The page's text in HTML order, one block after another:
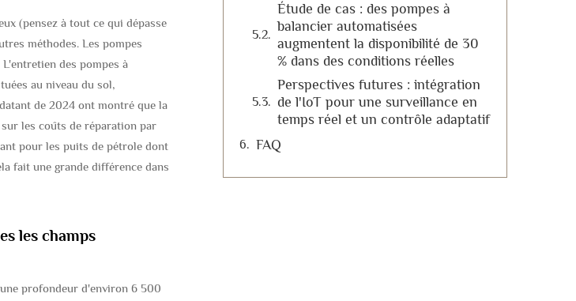
(pensez à tout ce qui dépasse
méthodes. Les pompes
des pompes à
au niveau du sol,
de 2024 ont montré que la
les coûts de réparation par
pour les puits de pétrole dont
fait une grande différence dans
les champs
profondeur d'environ 6 500
Étude de cas : des pompes à
balancier automatisées
augmentent la disponibilité de 30
% dans des conditions réelles
Perspectives futures : intégration
de l'IoT pour une surveillance en
temps réel et un contrôle adaptatif
FAQ